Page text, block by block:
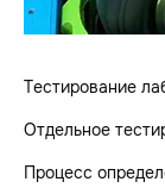
Тестирование
Отдельное
Процесс